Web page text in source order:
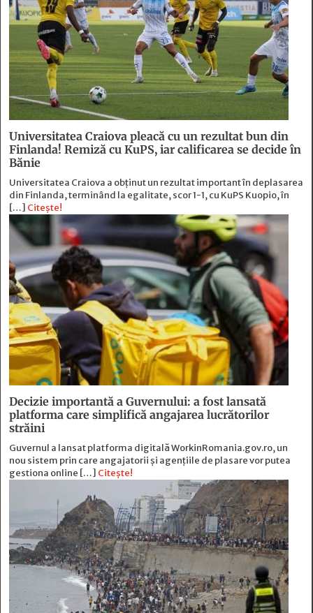
Universitatea Craiova pleacă cu un rezultat bun din
Finlanda! Remiză cu KuPS, iar calificarea se decide în
Bănie
Universitatea Craiova a obținut un rezultat important în deplasarea
din Finlanda, terminând la egalitate, scor 1-1, cu KuPS Kuopio, în
[…] Citește!
Decizie importantă a Guvernului: a fost lansată
platforma care simplifică angajarea lucrătorilor
străini
Guvernul a lansat platforma digitală WorkinRomania.gov.ro, un
nou sistem prin care angajatorii și agențiile de plasare vor putea
gestiona online […] Citește!